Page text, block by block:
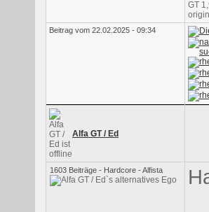
GT
Beitrag vom 22.02.2025 - 09:34
Alfa GT / Ed
1603 Beiträge - Hardcore - Alfista